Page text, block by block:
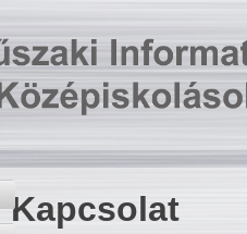
Kapcsolat